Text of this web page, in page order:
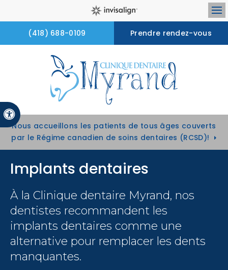
Version accessible
(418) 688-0109 Prendre rendez-vous
Nous accueillons les patients de tous âges couverts
par le Régime canadien de soins dentaires (RCSD)!
Implants dentaires
À la Clinique dentaire Myrand, nos
dentistes recommandent les
implants dentaires comme une
alternative pour remplacer les dents
manquantes.